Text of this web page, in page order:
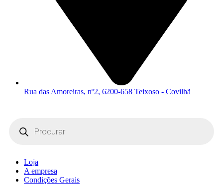
Rua das Amoreiras, nº2, 6200-658 Teixoso - Covilhã
search
Loja
A empresa
Condições Gerais